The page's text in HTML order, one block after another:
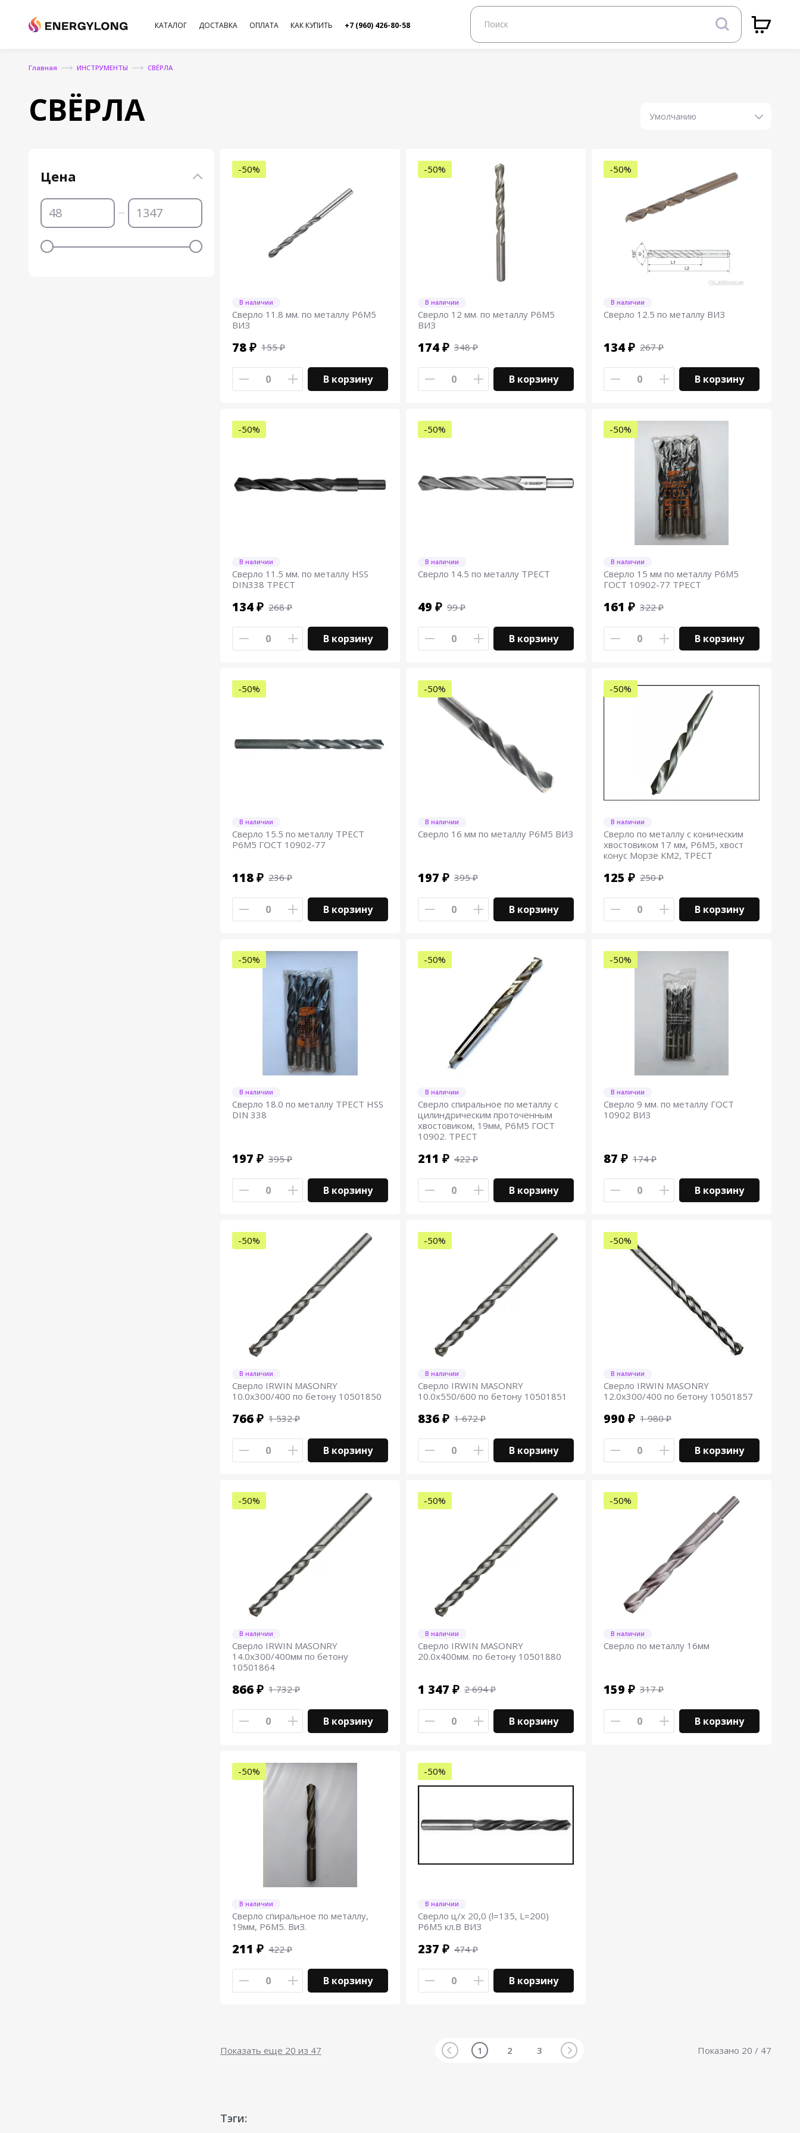
КАТАЛОГ ДОСТАВКА ОПЛАТА КАК КУПИТЬ +7 (960) 426-80-58
Главная ИНСТРУМЕНТЫ СВЁРЛА
СВЁРЛА Умолчанию
Цена -50%
В наличии
Сверло 11.8 мм. по металлу Р6М5
ВИЗ
78 ₽ 155 ₽
В корзину
-50%
В наличии
Сверло 12 мм. по металлу Р6М5
ВИЗ
174 ₽ 348 ₽
В корзину
-50%
В наличии
Сверло 12.5 по металлу ВИЗ
134 ₽ 267 ₽
В корзину
-50%
В наличии
Сверло 11.5 мм. по металлу HSS
DIN338 ТРЕСТ
134 ₽ 268 ₽
В корзину
-50%
В наличии
Сверло 14.5 по металлу ТРЕСТ
49 ₽ 99 ₽
В корзину
-50%
В наличии
Сверло 15 мм по металлу Р6М5
ГОСТ 10902-77 ТРЕСТ
161 ₽ 322 ₽
В корзину
-50%
В наличии
Сверло 15.5 по металлу ТРЕСТ
Р6М5 ГОСТ 10902-77
118 ₽ 236 ₽
В корзину
-50%
В наличии
Сверло 16 мм по металлу Р6М5 ВИЗ
197 ₽ 395 ₽
В корзину
-50%
В наличии
Сверло по металлу с коническим
хвостовиком 17 мм, Р6М5, хвост
конус Морзе КМ2, ТРЕСТ
125 ₽ 250 ₽
В корзину
-50%
В наличии
Сверло 18.0 по металлу ТРЕСТ HSS
DIN 338
197 ₽ 395 ₽
В корзину
-50%
В наличии
Сверло спиральное по металлу с
цилиндрическим проточенным
хвостовиком, 19мм, Р6М5 ГОСТ
10902. ТРЕСТ
211 ₽ 422 ₽
В корзину
-50%
В наличии
Сверло 9 мм. по металлу ГОСТ
10902 ВИЗ
87 ₽ 174 ₽
В корзину
-50%
В наличии
Сверло IRWIN MASONRY
10.0х300/400 по бетону 10501850
766 ₽ 1 532 ₽
В корзину
-50%
В наличии
Сверло IRWIN MASONRY
10.0х550/600 по бетону 10501851
836 ₽ 1 672 ₽
В корзину
-50%
В наличии
Сверло IRWIN MASONRY
12.0х300/400 по бетону 10501857
990 ₽ 1 980 ₽
В корзину
-50%
В наличии
Сверло IRWIN MASONRY
14.0х300/400мм по бетону
10501864
866 ₽ 1 732 ₽
В корзину
-50%
В наличии
Сверло IRWIN MASONRY
20.0х400мм. по бетону 10501880
1 347 ₽ 2 694 ₽
В корзину
-50%
В наличии
Сверло по металлу 16мм
159 ₽ 317 ₽
В корзину
-50%
В наличии
Сверло спиральное по металлу,
19мм, Р6М5. ВиЗ.
211 ₽ 422 ₽
В корзину
-50%
В наличии
Сверло ц/х 20,0 (l=135, L=200)
Р6М5 кл.В ВИЗ
237 ₽ 474 ₽
В корзину
Показать еще 20 из 47 1 2 3 Показано 20 / 47
Тэги: